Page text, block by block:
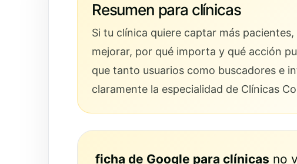
Resumen para clínicas
Si tu clínica quiere captar más
mejorar, por qué importa y qué acción
que tanto usuarios como buscadores e
claramente la especialidad de Clínicas
ficha de Google para clínicas no